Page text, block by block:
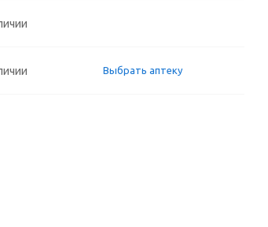
Выбрать аптеку